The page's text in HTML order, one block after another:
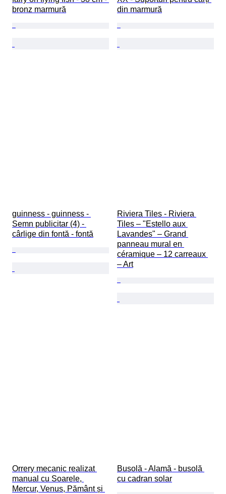
bronz marmură
din marmură
guinness - guinness -
Semn publicitar (4) -
cârlige din fontă - fontă
Riviera Tiles - Riviera
Tiles – "Estello aux
Lavandes" – Grand
panneau mural en
céramique – 12 carreaux
– Art
Orrery mecanic realizat
manual cu Soarele,
Mercur, Venus, Pământ și
Busolă - Alamă - busolă
cu cadran solar